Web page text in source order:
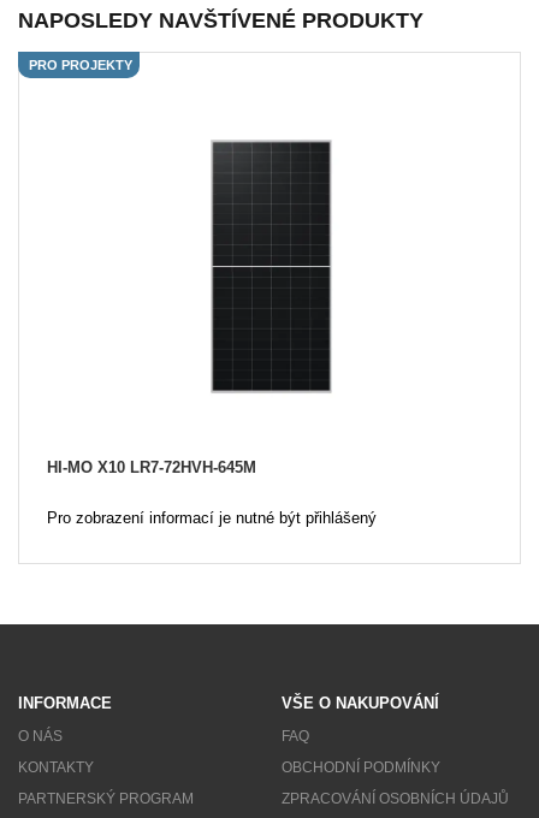
NAPOSLEDY NAVŠTÍVENÉ PRODUKTY
PRO PROJEKTY
HI-MO X10 LR7-72HVH-645M
Pro zobrazení informací je nutné být přihlášený
INFORMACE
O NÁS
KONTAKTY
PARTNERSKÝ PROGRAM
VŠE O NAKUPOVÁNÍ
FAQ
OBCHODNÍ PODMÍNKY
ZPRACOVÁNÍ OSOBNÍCH ÚDAJŮ